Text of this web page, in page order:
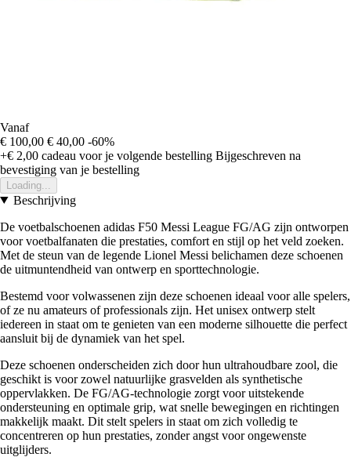
Vanaf
€ 100,00 € 40,00 -60%
+€ 2,00 cadeau voor je volgende bestelling Bijgeschreven na
bevestiging van je bestelling
Loading...
Beschrijving
De voetbalschoenen adidas F50 Messi League FG/AG zijn ontworpen
voor voetbalfanaten die prestaties, comfort en stijl op het veld zoeken.
Met de steun van de legende Lionel Messi belichamen deze schoenen
de uitmuntendheid van ontwerp en sporttechnologie.
Bestemd voor volwassenen zijn deze schoenen ideaal voor alle spelers,
of ze nu amateurs of professionals zijn. Het unisex ontwerp stelt
iedereen in staat om te genieten van een moderne silhouette die perfect
aansluit bij de dynamiek van het spel.
Deze schoenen onderscheiden zich door hun ultrahoudbare zool, die
geschikt is voor zowel natuurlijke grasvelden als synthetische
oppervlakken. De FG/AG-technologie zorgt voor uitstekende
ondersteuning en optimale grip, wat snelle bewegingen en richtingen
makkelijk maakt. Dit stelt spelers in staat om zich volledig te
concentreren op hun prestaties, zonder angst voor ongewenste
uitglijders.